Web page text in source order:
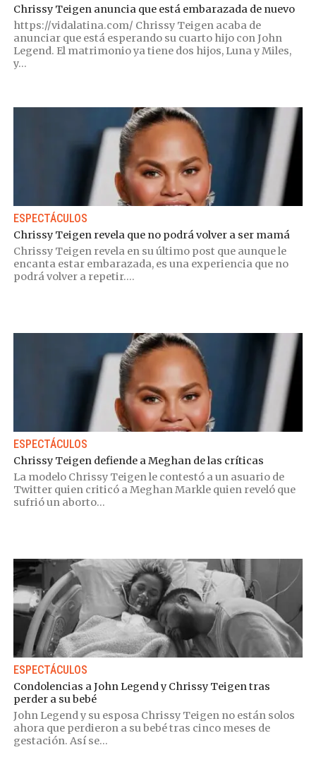
Chrissy Teigen anuncia que está embarazada de nuevo
https://vidalatina.com/ Chrissy Teigen acaba de
anunciar que está esperando su cuarto hijo con John
Legend. El matrimonio ya tiene dos hijos, Luna y Miles,
y...
ESPECTÁCULOS
Chrissy Teigen revela que no podrá volver a ser mamá
Chrissy Teigen revela en su último post que aunque le
encanta estar embarazada, es una experiencia que no
podrá volver a repetir....
ESPECTÁCULOS
Chrissy Teigen defiende a Meghan de las críticas
La modelo Chrissy Teigen le contestó a un asuario de
Twitter quien criticó a Meghan Markle quien reveló que
sufrió un aborto...
ESPECTÁCULOS
Condolencias a John Legend y Chrissy Teigen tras
perder a su bebé
John Legend y su esposa Chrissy Teigen no están solos
ahora que perdieron a su bebé tras cinco meses de
gestación. Así se...